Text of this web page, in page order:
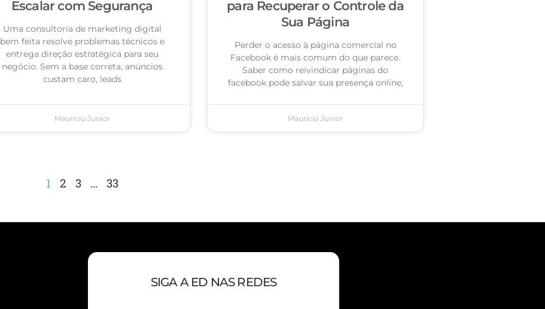
Escalar com Segurança
Uma consultoria de marketing digital
bem feita resolve problemas técnicos e
entrega direção estratégica para seu
negócio. Sem a base correta, anúncios
custam caro, leads
Mauricio Junior
para Recuperar o Controle da
Sua Página
Perder o acesso à página comercial no
Facebook é mais comum do que parece.
Saber como reivindicar páginas do
facebook pode salvar sua presença online,
Mauricio Junior
1 2 3 … 33
SIGA A ED NAS REDES